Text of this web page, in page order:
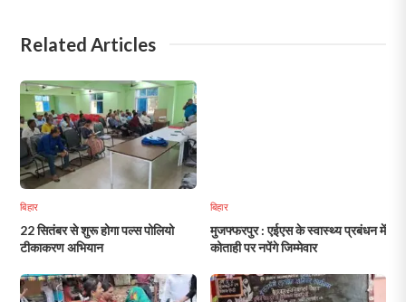
Related Articles
बिहार
22 सितंबर से शुरू होगा पल्स पोलियो
टीकाकरण अभियान
बिहार
मुजफ्फरपुर : एईएस के स्वास्थ्य प्रबंधन में
कोताही पर नपेंगे जिम्मेवार